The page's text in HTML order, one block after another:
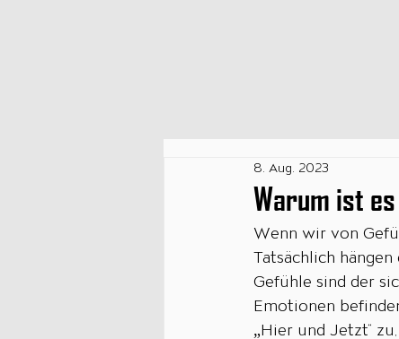
Warum ist
8. Aug. 2023
Wenn wir von
Tatsächlich
Gefühle sind der
Emotionen
„Hier und Jetzt“